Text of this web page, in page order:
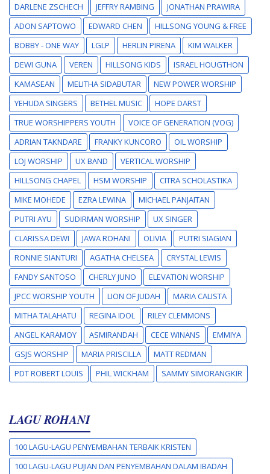
DARLENE ZSCHECH
JEFFRY RAMBING
JONATHAN PRAWIRA
ADON SAPTOWO
EDWARD CHEN
HILLSONG YOUNG & FREE
BOBBY - ONE WAY
LGLP HERLIN PIRENA
KIM WALKER
DEWI GUNA
VEREN HILLSONG KIDS
ISRAEL HOUGTHON
KAMASEAN
MELITHA SIDABUTAR
NEW POWER WORSHIP
YEHUDA SINGERS
BETHEL MUSIC
HOPE DARST
TRUE WORSHIPPERS YOUTH
VOICE OF GENERATION (VOG)
ADRIAN TAKNDARE
FRANKY KUNCORO
OIL WORSHIP
LOJ WORSHIP
UX BAND
VERTICAL WORSHIP
HILLSONG CHAPEL
HSM WORSHIP
CITRA SCHOLASTIKA
MIKE MOHEDE
EZRA LEWINA
MICHAEL PANJAITAN
PUTRI AYU
SUDIRMAN WORSHIP
UX SINGER
CLARISSA DEWI
JAWA ROHANI OLIVIA
PUTRI SIAGIAN
RONNIE SIANTURI
AGATHA CHELSEA
CRYSTAL LEWIS
FANDY SANTOSO
CHERLY JUNO
ELEVATION WORSHIP
JPCC WORSHIP YOUTH
LION OF JUDAH
MARIA CALISTA
MITHA TALAHATU
REGINA IDOL
RILEY CLEMMONS
ANGEL KARAMOY
ASMIRANDAH CECE WINANS
EMMIYA
GSJS WORSHIP
MARIA PRISCILLA
MATT REDMAN
PDT ROBERT LOUIS
PHIL WICKHAM SAMMY SIMORANGKIR
LAGU ROHANI
100 LAGU-LAGU PENYEMBAHAN TERBAIK KRISTEN
100 LAGU-LAGU PUJIAN DAN PENYEMBAHAN DALAM IBADAH